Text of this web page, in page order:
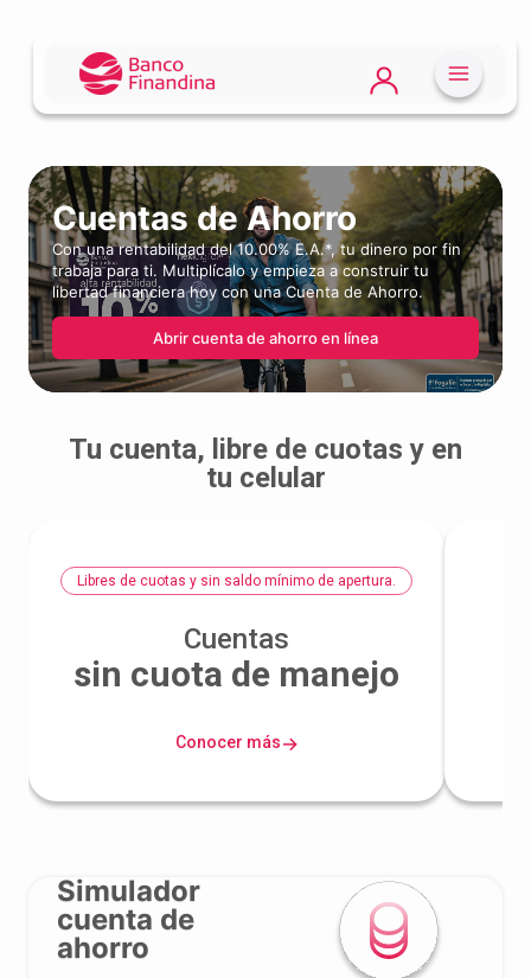
Cuentas deAhorro
Con una rentabilidad del 10.00% E.A.*, tu dinero por fin
trabaja para ti. Multiplícalo y empieza a construir tu
libertad financiera hoy con una Cuenta de Ahorro.
Abrir cuenta de ahorro en línea
Tu cuenta, libre de cuotas y en
tu celular
Libres de cuotas y sin saldo mínimo de apertura.
Cuentas
sin cuota de manejo
Conocer más→
Simulador
cuenta de
ahorro